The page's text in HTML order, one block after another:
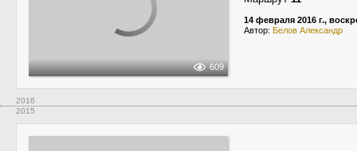
609
14 февраля 2016 г.,
Автор: Белов Александр
2016
2015